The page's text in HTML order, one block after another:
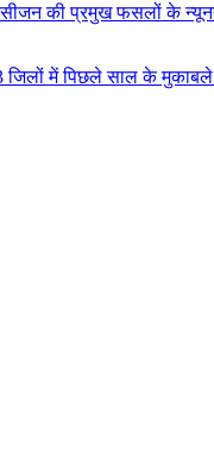
सीजन की प्रमुख फसलों के
में पिछले साल के